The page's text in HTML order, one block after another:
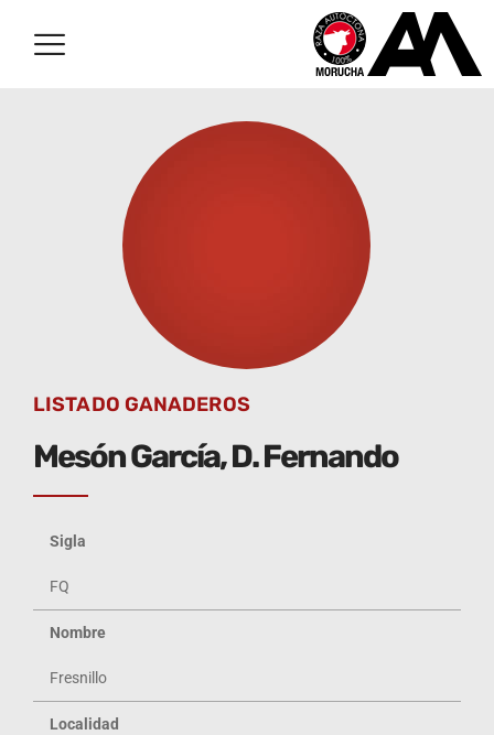
LISTADO GANADEROS
Mesón García, D. Fernando
Sigla
FQ
Nombre
Fresnillo
Localidad